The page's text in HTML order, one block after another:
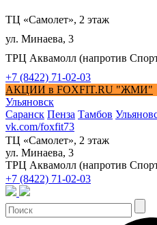
ТЦ «Самолет», 2 этаж
ул. Минаева, 3
ТРЦ Аквамолл (напротив
+7 (8422) 71-02-03
АКЦИИ в FOXFIT.RU "ЖМИ"
Ульяновск
Саранск Пенза Тамбов
vk.com/foxfit73
ТЦ «Самолет», 2 этаж
ул. Минаева, 3
ТРЦ Аквамолл (напротив
+7 (8422) 71-02-03